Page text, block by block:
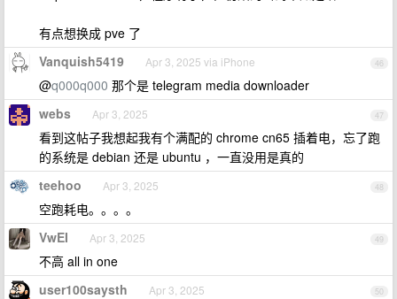
有点想换成 pve 了
46
Vanquish5419 Apr 3, 2025 via iPhone
@q000q000 那个是 telegram media downloader
47
webs Apr 3, 2025
看到这帖子我想起我有个满配的 chrome cn65 插着电，忘了跑
的系统是 debian 还是 ubuntu ，一直没用是真的
48
teehoo Apr 3, 2025
空跑耗电。。。。
49
VwEI Apr 3, 2025
不高 all in one
50
user100saysth Apr 3, 2025